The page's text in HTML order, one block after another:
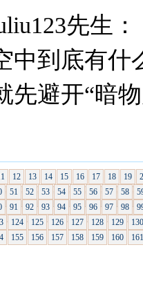
先生：
中到底有什
先避开“暗
12 13 14 15 16 17 18 19
51 52 53 54 55 56 57 58
91 92 93 94 95 96 97 98
124 125 126 127 128 129
155 156 157 158 159 160